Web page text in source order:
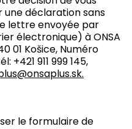
déclaration sans
lettre envoyée par
électronique) à ONSA
01 Košice, Numéro
+421 911 999 145,
.
le formulaire de